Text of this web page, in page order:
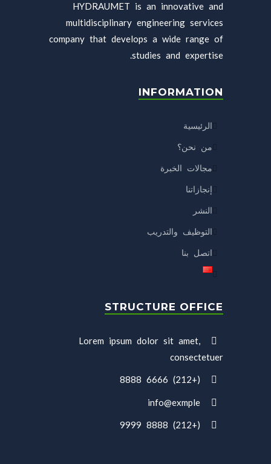
HYDRAUMET is an innovative and
multidisciplinary engineering services
company that develops a wide range of
studies and expertise.
INFORMATION
الرئيسية
من نحن؟
مجالات الخبرة
إنجازاتنا
النشر
التوظيف والتدريب
اتصل بنا
STRUCTURE OFFICE
Lorem ipsum dolor sit amet,
consectetuer
(+212) 6666 8888
(+212) 8888 9999